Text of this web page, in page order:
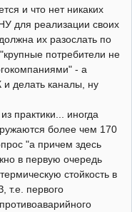
и что нет никаких
для реализации своих
их разослать по
потребители не
- а
делать каналы, ну
практики... иногда
более чем 170
"а причем здесь
в первую очередь
стойкость в
т.е. первого